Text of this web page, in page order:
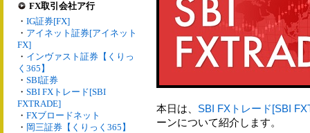
FX取引会社ア行
・ IG証券[FX]
・ アイネット証券[アイネット
FX]
・ インヴァスト証券【くりっ
く365】
・ SBI証券
・ SBI FXトレード[SBI
FXTRADE]
・ FXブロードネット
・ 岡三証券【くりっく365】
本日は、 SBI FXトレード[SBI
ーンについて紹介します。